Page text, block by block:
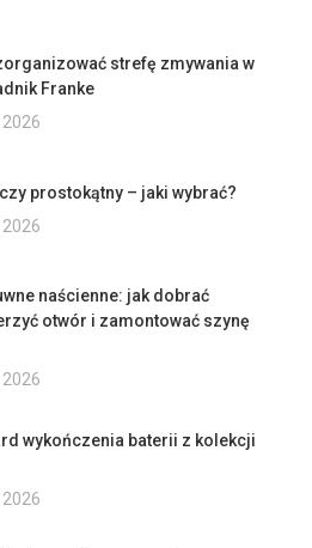
strefę zmywania w
Franke
czy prostokątny – jaki wybrać?
naścienne: jak dobrać
otwór i zamontować szynę
wykończenia baterii z kolekcji